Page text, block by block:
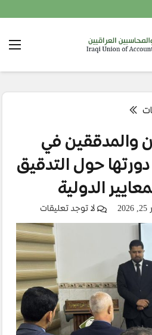
والمدققين في
دورتها حول التدقيق
الدولية
لا توجد تعليقات